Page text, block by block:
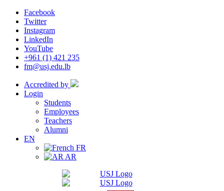
Facebook
Twitter
Instagram
LinkedIn
YouTube
+961 (1) 421 235
fm@usj.edu.lb
Accredited by
Login
Students
Employees
Teachers
Alumni
EN
FR
AR